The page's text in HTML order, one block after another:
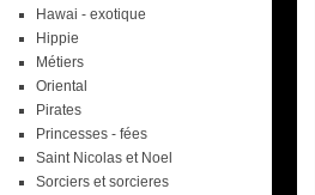
Hawai - exotique
Hippie
Métiers
Oriental
Pirates
Princesses - fées
Saint Nicolas et Noel
Sorciers et sorcieres